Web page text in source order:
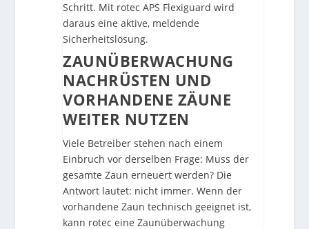
Schritt. Mit rotec APS Flexiguard wird
daraus eine aktive, meldende
Sicherheitslösung.
ZAUNÜBERWACHUNG
NACHRÜSTEN UND
VORHANDENE ZÄUNE
WEITER NUTZEN
Viele Betreiber stehen nach einem
Einbruch vor derselben Frage: Muss der
gesamte Zaun erneuert werden? Die
Antwort lautet: nicht immer. Wenn der
vorhandene Zaun technisch geeignet ist,
kann rotec eine Zaunüberwachung